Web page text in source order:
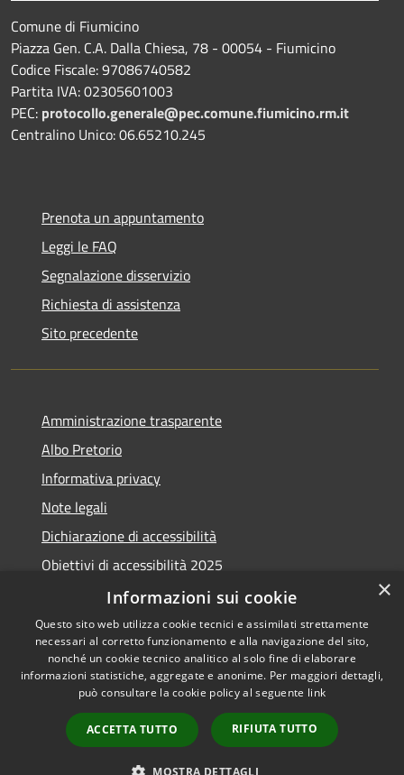
Comune di Fiumicino
Piazza Gen. C.A. Dalla Chiesa, 78 - 00054 - Fiumicino
Codice Fiscale: 97086740582
Partita IVA: 02305601003
PEC: protocollo.generale@pec.comune.fiumicino.rm.it
Centralino Unico: 06.65210.245
Prenota un appuntamento
Leggi le FAQ
Segnalazione disservizio
Richiesta di assistenza
Sito precedente
Amministrazione trasparente
Albo Pretorio
Informativa privacy
Note legali
Dichiarazione di accessibilità
Obiettivi di accessibilità 2025
Meccanismo di feedback
RSS
Accessibilità
Copyright © 2026 • Comune di
Municipium•
Accesso
redazione
×
Informazioni sui cookie
Questo sito web utilizza cookie tecnici e assimilati strettamente
necessari al corretto funzionamento e alla navigazione del sito,
nonché un cookie tecnico analitico al solo fine di elaborare
informazioni statistiche, aggregate e anonime. Per maggiori dettagli,
può consultare la cookie policy al seguente link
ACCETTA TUTTO RIFIUTA TUTTO
MOSTRA DETTAGLI